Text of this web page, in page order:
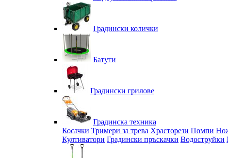
Градински колички
Батути
Градински грилове
Градинска техника
Косачки Тримери за трева Храсторези Помпи
Култиватори Градински пръскачки Водоструйки